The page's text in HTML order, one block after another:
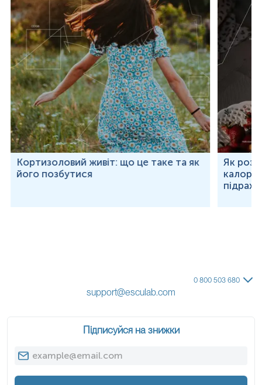
Кортизоловий живіт: що це таке та як
його позбутися
Як
0 800 503 680
support@esculab.com
Підписуйся на знижки